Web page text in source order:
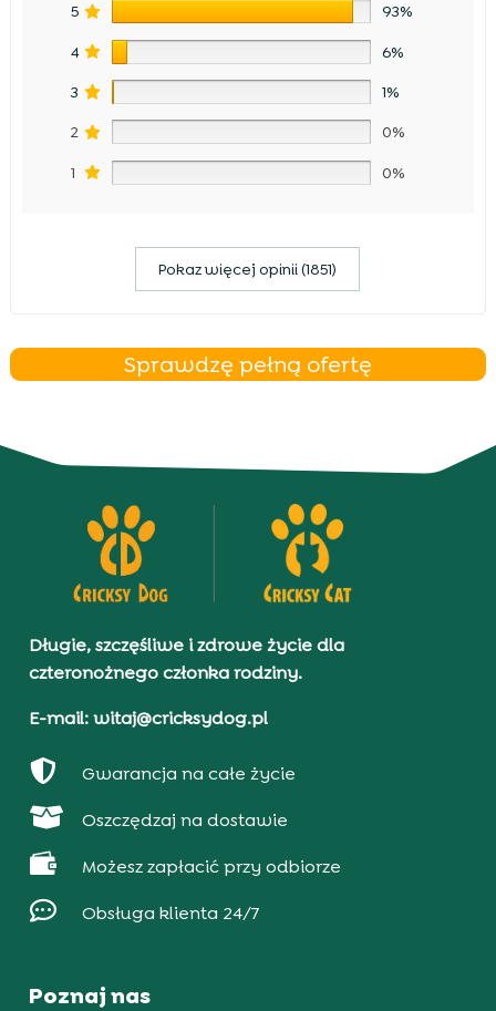
5 93%
4 6%
3 1%
2 0%
1 0%
Pokaz więcej opinii (1851)
Sprawdzę pełną ofertę
Długie, szczęśliwe i zdrowe życie dla
czteronożnego członka rodziny.
E-mail: witaj@cricksydog.pl
 Gwarancja na całe życie
 Oszczędzaj na dostawie
 Możesz zapłacić przy odbiorze
 Obsługa klienta 24/7
Poznaj nas